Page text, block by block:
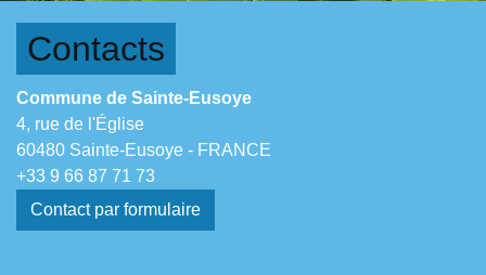
Contacts
Commune de Sainte-Eusoye
4, rue de l'Église
60480 Sainte-Eusoye - FRANCE
+33 9 66 87 71 73
Contact par formulaire